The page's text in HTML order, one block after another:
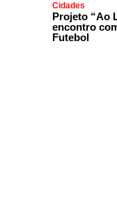
Cidades
Projeto “Ao
encontro
Futebol